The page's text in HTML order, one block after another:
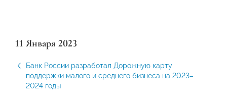
11 Января 2023
Банк России разработал Дорожную карту
поддержки малого и среднего бизнеса на 2023–
2024 годы